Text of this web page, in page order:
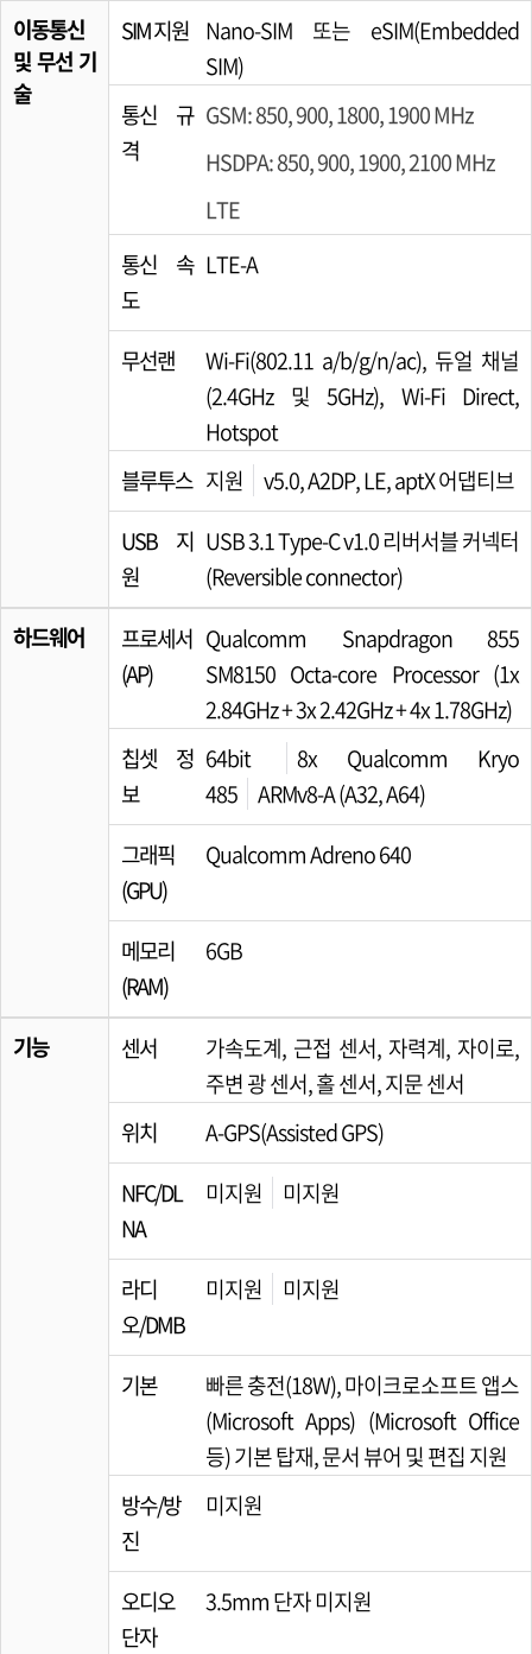
이동통신
및 무선 기
술
SIM 지원 Nano-SIM 또는 eSIM(Embedded
SIM)
통신 규
격
GSM: 850, 900, 1800, 1900 MHz
HSDPA: 850, 900, 1900, 2100 MHz
LTE
통신 속
도
LTE-A
무선랜
Wi-Fi(802.11 a/b/g/n/ac), 듀얼 채널
(2.4GHz 및 5GHz), Wi-Fi Direct,
Hotspot
블루투스 지원
v5.0, A2DP, LE, aptX 어댑티브
USB 지
원
USB 3.1 Type-C v1.0 리버서블 커넥터
(Reversible connector)
하드웨어
프로세서
(AP)
Qualcomm Snapdragon 855
SM8150 Octa-core Processor (1x
2.84GHz + 3x 2.42GHz + 4x 1.78GHz)
칩셋 정
보
64bit
8x Qualcomm Kryo
485
ARMv8-A (A32, A64)
그래픽
(GPU)
Qualcomm Adreno 640
메모리
(RAM)
6GB
기능 센서
가속도계, 근접 센서, 자력계, 자이로,
주변 광 센서, 홀 센서, 지문 센서
위치
A-GPS(Assisted GPS)
NFC/DL
NA
미지원 미지원
라디
오/DMB
미지원 미지원
기본
빠른 충전(18W), 마이크로소프트 앱스
(Microsoft Apps) (Microsoft Office
등) 기본 탑재, 문서 뷰어 및 편집 지원
방수/방
진
미지원
오디오
단자
3.5mm 단자 미지원